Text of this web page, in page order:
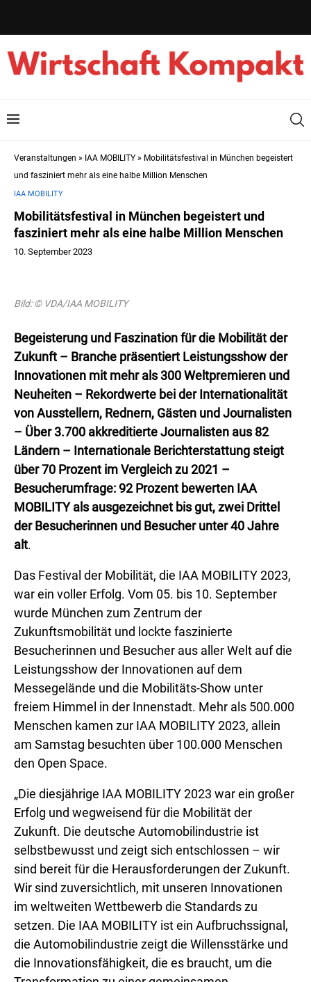
Veranstaltungen » IAA MOBILITY » Mobilitätsfestival in München begeistert
und fasziniert mehr als eine halbe Million Menschen
IAA MOBILITY
Mobilitätsfestival in München begeistert und
fasziniert mehr als eine halbe Million Menschen
10. September 2023
Bild: © VDA/IAA MOBILITY
Begeisterung und Faszination für die Mobilität der
Zukunft – Branche präsentiert Leistungsshow der
Innovationen mit mehr als 300 Weltpremieren und
Neuheiten – Rekordwerte bei der Internationalität
von Ausstellern, Rednern, Gästen und Journalisten
– Über 3.700 akkreditierte Journalisten aus 82
Ländern – Internationale Berichterstattung steigt
über 70 Prozent im Vergleich zu 2021 –
Besucherumfrage: 92 Prozent bewerten IAA
MOBILITY als ausgezeichnet bis gut, zwei Drittel
der Besucherinnen und Besucher unter 40 Jahre
alt.
Das Festival der Mobilität, die IAA MOBILITY 2023,
war ein voller Erfolg. Vom 05. bis 10. September
wurde München zum Zentrum der
Zukunftsmobilität und lockte faszinierte
Besucherinnen und Besucher aus aller Welt auf die
Leistungsshow der Innovationen auf dem
Messegelände und die Mobilitäts-Show unter
freiem Himmel in der Innenstadt. Mehr als 500.000
Menschen kamen zur IAA MOBILITY 2023, allein
am Samstag besuchten über 100.000 Menschen
den Open Space.
„Die diesjährige IAA MOBILITY 2023 war ein großer
Erfolg und wegweisend für die Mobilität der
Zukunft. Die deutsche Automobilindustrie ist
selbstbewusst und zeigt sich entschlossen – wir
sind bereit für die Herausforderungen der Zukunft.
Wir sind zuversichtlich, mit unseren Innovationen
im weltweiten Wettbewerb die Standards zu
setzen. Die IAA MOBILITY ist ein Aufbruchssignal,
die Automobilindustrie zeigt die Willensstärke und
die Innovationsfähigkeit, die es braucht, um die